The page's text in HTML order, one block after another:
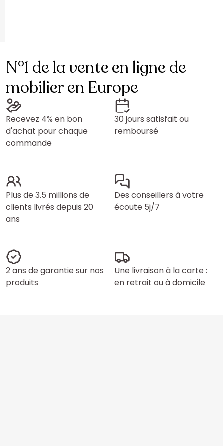
N°1 de la vente en ligne de
mobilier en Europe
Recevez 4% en bon
d'achat pour chaque
commande
30 jours satisfait ou
remboursé
Plus de 3.5 millions de
clients livrés depuis 20
ans
Des conseillers à votre
écoute 5j/7
2 ans de garantie sur nos
produits
Une livraison à la carte :
en retrait ou à domicile